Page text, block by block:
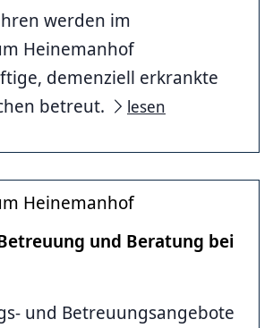
werden im
Heinemanhof
demenziell erkrankte
betreut.
lesen
Heinemanhof
und Beratung bei
und Betreuungsangebote